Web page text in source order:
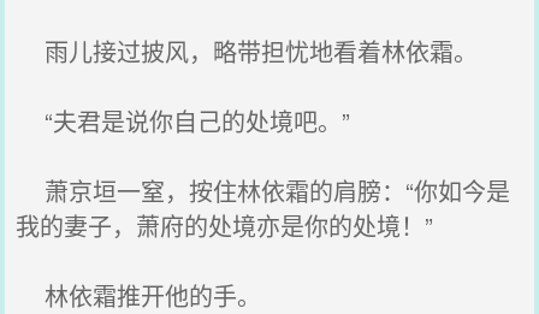
雨儿接过披风，略带担忧地看着林依霜。
“夫君是说你自己的处境吧。”
萧京垣一窒，按住林依霜的肩膀：“你如今是
我的妻子，萧府的处境亦是你的处境！”
林依霜推开他的手。